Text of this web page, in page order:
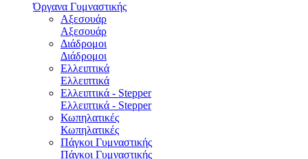
Όργανα Γυμναστικής
Αξεσουάρ
Αξεσουάρ
Διάδρομοι
Διάδρομοι
Ελλειπτικά
Ελλειπτικά
Ελλειπτικά - Stepper
Ελλειπτικά - Stepper
Κωπηλατικές
Κωπηλατικές
Πάγκοι Γυμναστικής
Πάγκοι Γυμναστικής